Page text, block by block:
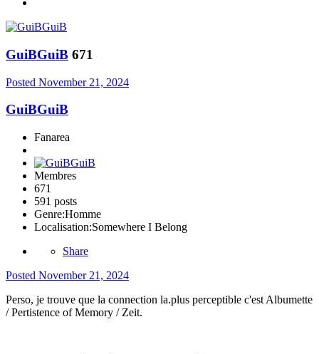
GuiBGuiB 671
Posted November 21, 2024
GuiBGuiB
Fanarea
Membres
671
591 posts
Genre:Homme
Localisation:Somewhere I Belong
Share
Posted November 21, 2024
Perso, je trouve que la connection la.plus perceptible c'est Albumette
/ Pertistence of Memory / Zeit.